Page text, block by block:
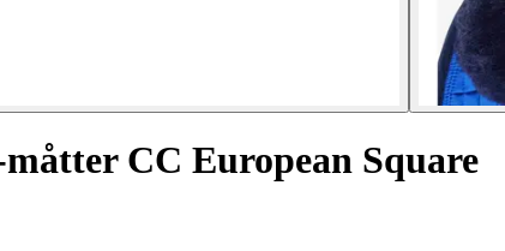
måtter CC European Square